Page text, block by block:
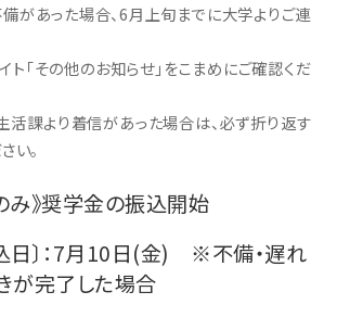
があった場合、6月上旬までに大学よりご連
ト「その他のお知らせ」をこまめにご確認くだ
活課より着信があった場合は、必ず折り返す
い。
み》奨学金の振込開始
日〕：7月10日(金) ※不備・遅れ
が完了した場合